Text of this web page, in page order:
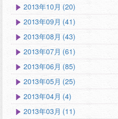
2013年10月 (20)
2013年09月 (41)
2013年08月 (43)
2013年07月 (61)
2013年06月 (85)
2013年05月 (25)
2013年04月 (4)
2013年03月 (11)